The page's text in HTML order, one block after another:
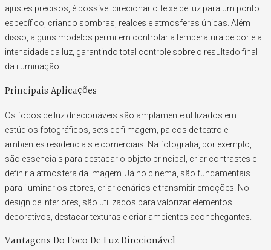
ajustes precisos, é possível direcionar o feixe de luz para um ponto
específico, criando sombras, realces e atmosferas únicas. Além
disso, alguns modelos permitem controlar a temperatura de cor e a
intensidade da luz, garantindo total controle sobre o resultado final
da iluminação.
Principais Aplicações
Os focos de luz direcionáveis são amplamente utilizados em
estúdios fotográficos, sets de filmagem, palcos de teatro e
ambientes residenciais e comerciais. Na fotografia, por exemplo,
são essenciais para destacar o objeto principal, criar contrastes e
definir a atmosfera da imagem. Já no cinema, são fundamentais
para iluminar os atores, criar cenários e transmitir emoções. No
design de interiores, são utilizados para valorizar elementos
decorativos, destacar texturas e criar ambientes aconchegantes.
Vantagens Do Foco De Luz Direcionável